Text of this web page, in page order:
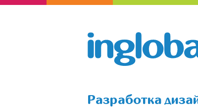
Разработка